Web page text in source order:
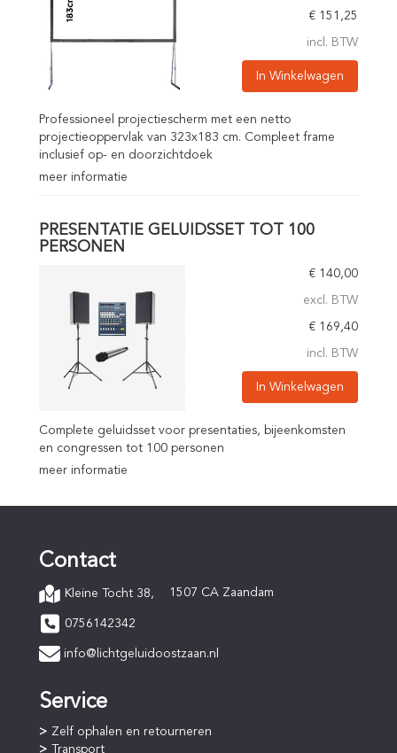
€ 151,25
incl. BTW
In Winkelwagen
Professioneel projectiescherm met een netto
projectieoppervlak van 323x183 cm. Compleet frame
inclusief op- en doorzichtdoek
meer informatie
PRESENTATIE GELUIDSSET TOT 100
PERSONEN
€ 140,00
excl. BTW
€ 169,40
incl. BTW
In Winkelwagen
Complete geluidsset voor presentaties, bijeenkomsten
en congressen tot 100 personen
meer informatie
Contact
Kleine Tocht 38, 1507 CA Zaandam
0756142342
info@lichtgeluidoostzaan.nl
Service
Zelf ophalen en retourneren
Transport